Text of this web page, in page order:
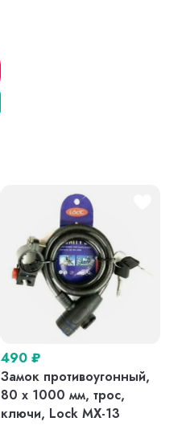
490 ₽
Замок противоугонный,
80 х 1000 мм, трос,
ключи, Lock MX-13